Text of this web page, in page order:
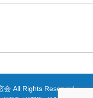
会 All Rights Reserved.